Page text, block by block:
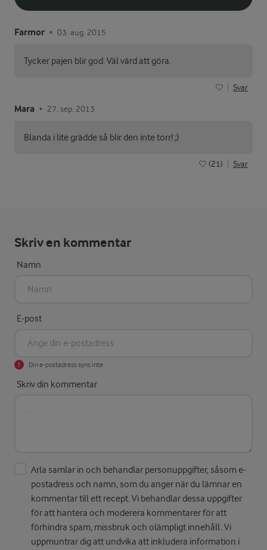
Farmor • 03. aug. 2015
Tycker pajen blir god. Väl värd att göra.
Svar
Mara • 27. sep. 2013
Blanda i lite grädde så blir den inte torr! ;)
(21) Svar
Skriv en kommentar
Namn
E-post
Din e-postadress syns inte
Skriv din kommentar
Arla samlar in och behandlar personuppgifter, såsom e-
postadress och namn, som du anger när du lämnar en
kommentar till ett recept. Vi behandlar dessa uppgifter
för att hantera och moderera kommentarer för att
förhindra spam, missbruk och olämpligt innehåll. Vi
uppmuntrar dig att undvika att inkludera information i